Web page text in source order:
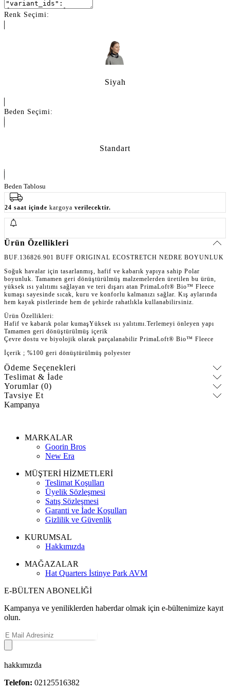
Renk Seçimi:
Siyah
Beden Seçimi:
Standart
Beden Tablosu
24 saat içinde kargoya verilecektir.
Ürün Özellikleri
BUF.136826.901 BUFF ORIGINAL ECOSTRETCH NEDRE BOYUNLUK
Soğuk havalar için tasarlanmış, hafif ve kabarık yapıya sahip Polar
boyunluk. Tamamen geri dönüştürülmüş malzemelerden üretilen bu ürün,
yüksek ısı yalıtımı sağlayan ve teri dışarı atan PrimaLoft® Bio™ Fleece
kumaşı sayesinde sıcak, kuru ve konforlu kalmanızı sağlar. Kış aylarında
hem kayak pistlerinde hem de şehirde rahatlıkla kullanabilirsiniz.
Ürün Özellikleri:
Hafif ve kabarık polar kumaşYüksek ısı yalıtımı.Terlemeyi önleyen yapı
Tamamen geri dönüştürülmüş içerik
Çevre dostu ve biyolojik olarak parçalanabilir PrimaLoft® Bio™ Fleece
İçerik ; %100 geri dönüştürülmüş polyester
Ödeme Seçenekleri
Teslimat & İade
Yorumlar (0)
Tavsiye Et
Kampanya
MARKALAR
Goorin Bros
New Era
MÜŞTERİ HİZMETLERİ
Teslimat Koşulları
Üyelik Sözleşmesi
Satış Sözleşmesi
Garanti ve İade Koşulları
Gizlilik ve Güvenlik
KURUMSAL
Hakkımızda
MAĞAZALAR
Hat Quarters İstinye Park AVM
E-BÜLTEN ABONELİĞİ
Kampanya ve yeniliklerden haberdar olmak için e-bültenimize kayıt
olun.
hakkımızda
Telefon: 02125516382